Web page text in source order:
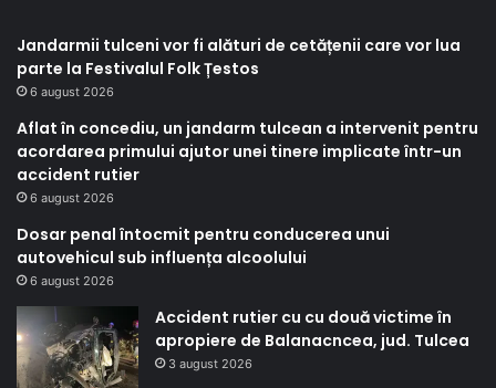
Jandarmii tulceni vor fi alături de cetățenii care vor lua
parte la Festivalul Folk Țestos
6 august 2026
Aflat în concediu, un jandarm tulcean a intervenit pentru
acordarea primului ajutor unei tinere implicate într-un
accident rutier
6 august 2026
Dosar penal întocmit pentru conducerea unui
autovehicul sub influența alcoolului
6 august 2026
Accident rutier cu cu două victime în
apropiere de Balanacncea, jud. Tulcea
3 august 2026